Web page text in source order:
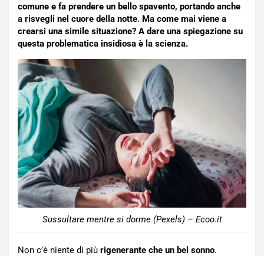
comune e fa prendere un bello spavento, portando anche
a risvegli nel cuore della notte. Ma come mai viene a
crearsi una simile situazione? A dare una spiegazione su
questa problematica insidiosa è la scienza.
Sussultare mentre si dorme (Pexels) – Ecoo.it
Non c’è niente di più rigenerante che un bel sonno.